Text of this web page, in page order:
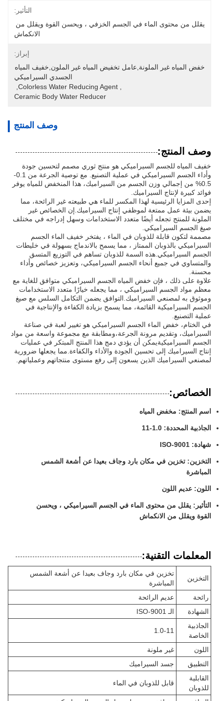
التأثير:
الانكماش
إبراز:
الجسدي السيراميكي
Colorless Water Reducing Agent
Ceramic Body Water Reducer
وصف المنتج
وصف المنتج:
خفيف المياه للجسم السيراميكي هو منتج ثوري مصمم لتحسين جودة
وأداء الجسم السيراميكي في عملية التصنيع. مع توصية الجرعة من 0.1-
0.5% من إجمالي وزن الجسم من السيراميك، هذا المنخفض للمياه يوفر
فوائد كبيرة لإنتاج السيراميك.
إحدى المزايا الرئيسية لهذا المكسر للماء هي طبيعته غير الرائحة، مما
يضمن بيئة عمل ممتعة لموظفي إنتاج السيراميك.إن الخصائص غير
الملونة للمنتج تجعله أيضًا متعدد الاستخدامات وسهل إدراجه في مختلف
صيغ الجسم السيراميكي.
مصممة لتكون قابلة للذوبان في الماء ، يفتخر خفيف الماء الجسم
السيراميكي بالذوبان الممتاز ، مما يسمح بالاندماج بسهولة في خليطات
الجسم السيراميكي.هذه السمة للذوبان تساهم في التوزيع المتسق
والمتساوي في جميع أنحاء الجسم السيراميكي، وتعزيز خصائص وأداء
محسنة.
علاوة على ذلك ، فإن خفض المياه الجسم السيراميكي متوافق للغاية مع
معظم مواد الجسم السيراميكي ، مما يجعله خيارًا متعدد الاستخدامات
وموثوق به لمصنعي السيراميك.التوافق يضمن التكامل السلس مع صيغ
الجسم السيراميكية القائمة، مما يسمح بزيادة الكفاءة والإنتاجية في
عملية التصنيع.
في الختام، خفض الماء الجسم السيراميكي هو تغيير لعبة في صناعة
السيراميك، وتقديم مرونة الجرعة،ومطابقة مع مجموعة واسعة من مواد
الجسم السيراميكيةيمكن أن يؤدي دمج هذا المنتج المبتكر في عمليات
إنتاج السيراميك إلى تحسين الجودة والأداء والكفاءة.مما يجعلها ضرورية
لمصنعي السيراميك الذين يسعون إلى رفع مستوى منتجاتهم وعملياتهم.
الخصائص:
اسم المنتج: مخفض المياه
الجاذبية المحددة: 1.0-11
شهادة: ISO-9001
التخزين: تخزين في مكان بارد وجاف بعيدا عن أشعة الشمس
المباشرة
اللون: عديم اللون
التأثير: يقلل من محتوى الماء في الجسم السيراميكي ، ويحسن
القوة ويقلل من الانكماش
المعلمات التقنية:
التخزين
تخزين في مكان بارد وجاف بعيدا عن أشعة الشمس
المباشرة
رائحة
عديم الرائحة
الشهادة
الـ ISO-9001
الجاذبية
الخاصة
1.0-11
اللون
غير ملونة
التطبيق
جسد السيراميك
القابلية
للذوبان
قابل للذوبان في الماء